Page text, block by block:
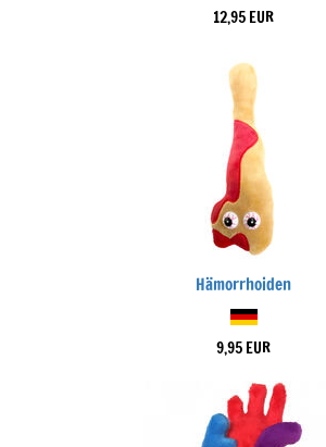
12,95 EUR
Hämorrhoiden
9,95 EUR